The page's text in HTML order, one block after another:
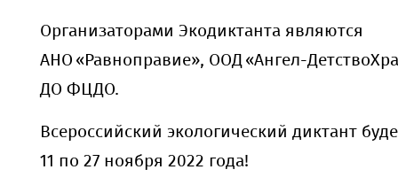
Организаторами Экодиктанта являются
АНО «Равноправие», ООД «Ангел-
ДО ФЦДО.
Всероссийский экологический диктант
11 по 27 ноября 2022 года!